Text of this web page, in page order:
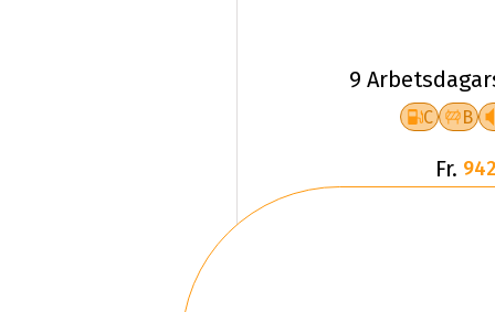
9
C B
Fr.